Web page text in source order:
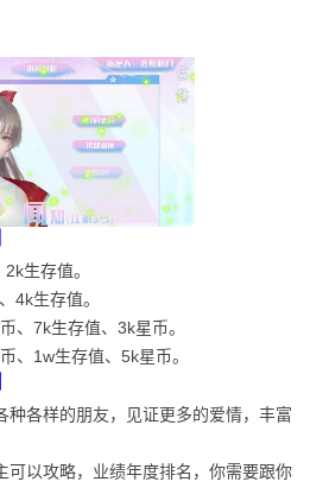
生存值。
4k生存值。
、7k生存值、3k星币。
、1w生存值、5k星币。
种各样的朋友，见证更多的爱情，丰富
可以攻略，业绩年度排名，你需要跟你